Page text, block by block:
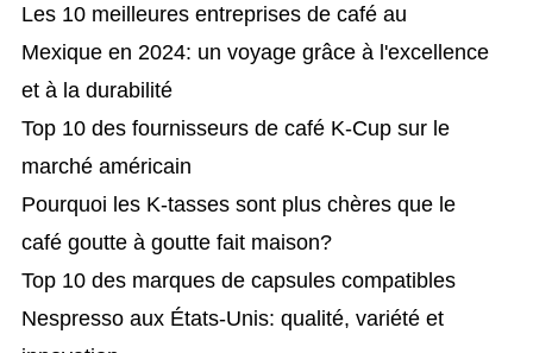
Les 10 meilleures entreprises de café au
Mexique en 2024: un voyage grâce à l'excellence
et à la durabilité
Top 10 des fournisseurs de café K-Cup sur le
marché américain
Pourquoi les K-tasses sont plus chères que le
café goutte à goutte fait maison?
Top 10 des marques de capsules compatibles
Nespresso aux États-Unis: qualité, variété et